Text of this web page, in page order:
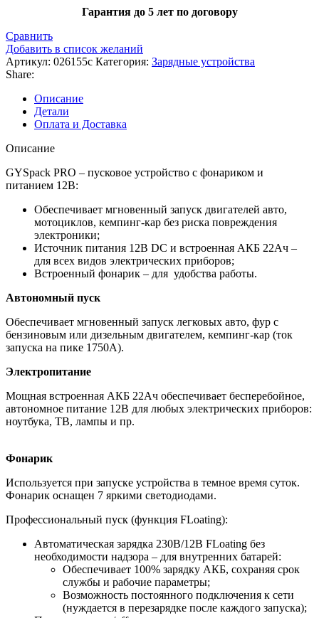
Гарантия до 5 лет по договору
Сравнить
Добавить в список желаний
Артикул: 026155с Категория: Зарядные устройства
Share:
Описание
Детали
Оплата и Доставка
Описание
GYSpack PRO – пусковое устройство с фонариком и
питанием 12В:
Обеспечивает мгновенный запуск двигателей авто,
мотоциклов, кемпинг-кар без риска повреждения
электроники;
Источник питания 12В DC и встроенная АКБ 22Ач –
для всех видов электрических приборов;
Встроенный фонарик – для удобства работы.
Автономный пуск
Обеспечивает мгновенный запуск легковых авто, фур с
бензиновым или дизельным двигателем, кемпинг-кар (ток
запуска на пике 1750А).
Электропитание
Мощная встроенная АКБ 22Ач обеспечивает бесперебойное,
автономное питание 12В для любых электрических приборов:
ноутбука, ТВ, лампы и пр.
Фонарик
Используется при запуске устройства в темное время суток.
Фонарик оснащен 7 яркими светодиодами.
Профессиональный пуск (функция FLoating):
Автоматическая зарядка 230В/12В FLoating без
необходимости надзора – для внутренних батарей:
Обеспечивает 100% зарядку АКБ, сохраняя срок
службы и рабочие параметры;
Возможность постоянного подключения к сети
(нуждается в перезарядке после каждого запуска);